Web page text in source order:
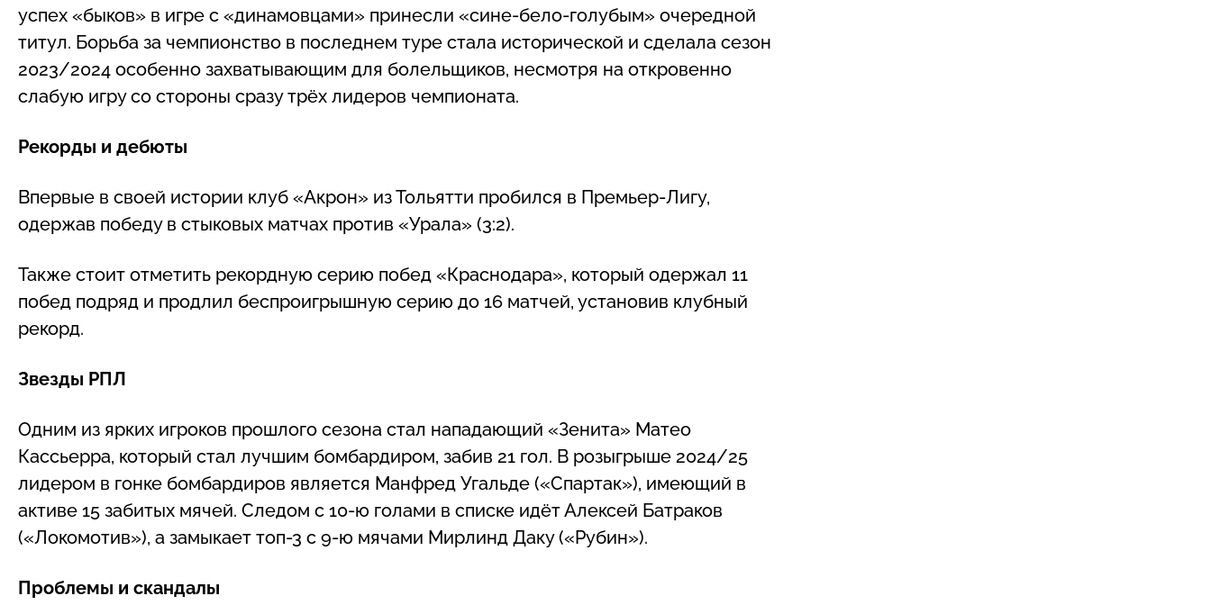
успех «быков» в игре с «динамовцами» принесли «сине-бело-голубым» очередной
титул. Борьба за чемпионство в последнем туре стала исторической и сделала сезон
2023/2024 особенно захватывающим для болельщиков, несмотря на откровенно
слабую игру со стороны сразу трёх лидеров чемпионата.
Рекорды и дебюты
Впервые в своей истории клуб «Акрон» из Тольятти пробился в Премьер-Лигу,
одержав победу в стыковых матчах против «Урала» (3:2).
Также стоит отметить рекордную серию побед «Краснодара», который одержал 11
побед подряд и продлил беспроигрышную серию до 16 матчей, установив клубный
рекорд.
Звезды РПЛ
Одним из ярких игроков прошлого сезона стал нападающий «Зенита» Матео
Кассьерра, который стал лучшим бомбардиром, забив 21 гол. В розыгрыше 2024/25
лидером в гонке бомбардиров является Манфред Угальде («Спартак»), имеющий в
активе 15 забитых мячей. Следом с 10-ю голами в списке идёт Алексей Батраков
(«Локомотив»), а замыкает топ-3 с 9-ю мячами Мирлинд Даку («Рубин»).
Проблемы и скандалы